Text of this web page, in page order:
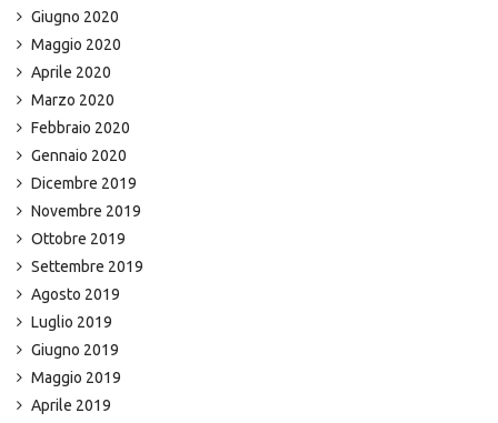
Giugno 2020
Maggio 2020
Aprile 2020
Marzo 2020
Febbraio 2020
Gennaio 2020
Dicembre 2019
Novembre 2019
Ottobre 2019
Settembre 2019
Agosto 2019
Luglio 2019
Giugno 2019
Maggio 2019
Aprile 2019